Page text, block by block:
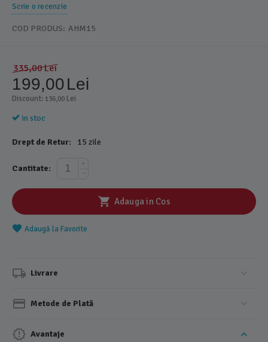
Scrie o recenzie
COD PRODUS: AHM15
335,00Lei
199,00Lei
Discount: 136,00 Lei
in stoc
Drept de Retur: 15 zile
Cantitate:
+
−
Adauga in Cos
Adaugă la Favorite
Livrare
Metode de Plată
Avantaje